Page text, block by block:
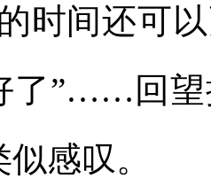
间还可以
了”……回望
感叹。